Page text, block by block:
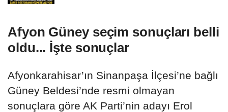
Afyon Güney seçim sonuçları belli
oldu... İşte sonuçlar
Afyonkarahisar’ın Sinanpaşa İlçesi’ne bağlı
Güney Beldesi’nde resmi olmayan
sonuçlara göre AK Parti’nin adayı Erol